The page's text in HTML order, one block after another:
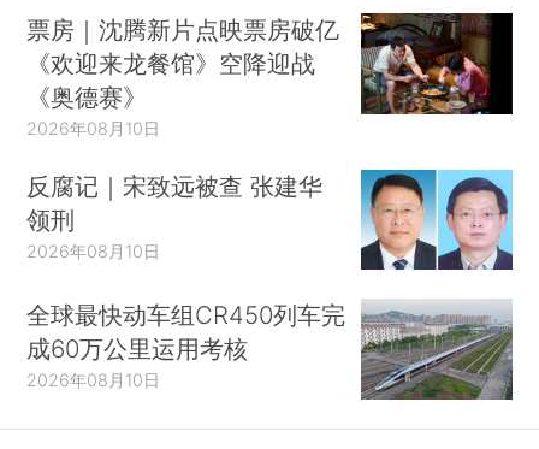
票房｜沈腾新片点映票房破亿
《欢迎来龙餐馆》空降迎战
《奥德赛》
2026年08月10日
反腐记｜宋致远被查 张建华
领刑
2026年08月10日
全球最快动车组CR450列车完
成60万公里运用考核
2026年08月10日